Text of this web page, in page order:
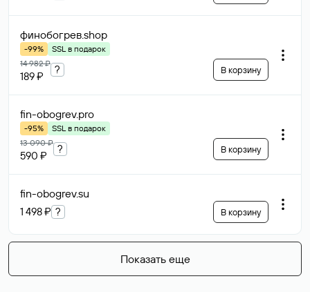
финобогрев.shop
-99%
SSL в подарок
14 982 ₽
189 ₽
? В корзину
fin-obogrev.pro
-95%
SSL в подарок
13 090 ₽
590 ₽
? В корзину
fin-obogrev.su
1 498 ₽ ? В корзину
Показать еще